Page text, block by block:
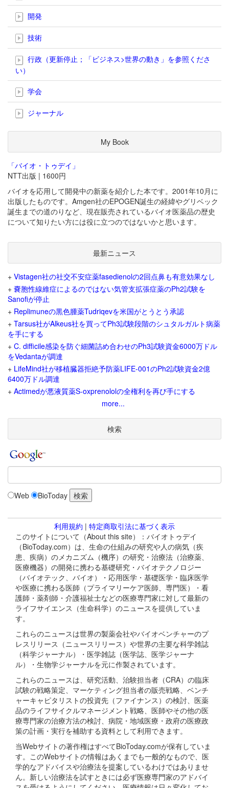
開発
技術
行政（更新停止；「ビジネス>世界の動き」を参照くださ
い）
学会
ジャーナル
My Book
「バイオ・トゥデイ」
NTT出版 | 1600円
バイオを応用して開発中の新薬を紹介した本です。2001年10月に
出版したものです。Amgen社のEPOGEN誕生の経緯やグリベック
誕生までの道のりなど、現在販売されているバイオ医薬品の歴史
について知りたい方には役に立つのではないかと思います。
最新ニュース
+ Vistagen社の社交不安症薬fasedienolの2回点鼻も有意効果なし
+ 嚢胞性線維症によるのではない気管支拡張症薬のPh2試験を
Sanofiが停止
+ Replimuneの黒色腫薬Tudriqevを米国がとうとう承認
+ Tarsus社がAlkeus社を買ってPh3試験段階のシュタルガルト病薬
を手にする
+ C. difficile感染を防ぐ細菌詰め合わせのPh3試験資金6000万ドル
をVedantaが調達
+ LifeMind社が移植臓器拒絶予防薬LIFE-001のPh2試験資金2億
6400万ドル調達
+ Actimedが悪液質薬S-oxprenololの全権利を再び手にする
more...
検索
Web BioToday
利用規約 | 特定商取引法に基づく表示
このサイトについて（About this site）：バイオトゥデイ
（BioToday.com）は、生命の仕組みの研究や人の病気（疾
患、疾病）のメカニズム（機序）の研究・治療法（治療薬、
医療機器）の開発に携わる基礎研究・バイオテクノロジー
（バイオテック、バイオ）・応用医学・基礎医学・臨床医学
や医療に携わる医師（プライマリーケア医師、専門医）・看
護師・薬剤師・介護福祉士などの医療専門家に対して最新の
ライフサイエンス（生命科学）のニュースを提供していま
す。
これらのニュースは世界の製薬会社やバイオベンチャーのプ
レスリリース（ニュースリリース）や世界の主要な科学雑誌
（科学ジャーナル）・医学雑誌（医学誌、医学ジャーナ
ル）・生物学ジャーナルを元に作製されています。
これらのニュースは、研究活動、治験担当者（CRA）の臨床
試験の戦略策定、マーケティング担当者の販売戦略、ベンチ
ャーキャピタリストの投資先（ファイナンス）の検討、医薬
品のライフサイクルマネージメント戦略、医師やその他の医
療専門家の治療方法の検討、病院・地域医療・政府の医療政
策の計画・実行を補助する資料として利用できます。
当Webサイトの著作権はすべてBioToday.comが保有していま
す。このWebサイトの情報はあくまでも一般的なもので、医
学的なアドバイスや治療法を提案しているわけではありませ
ん。新しい治療法を試すときには必ず医療専門家のアドバイ